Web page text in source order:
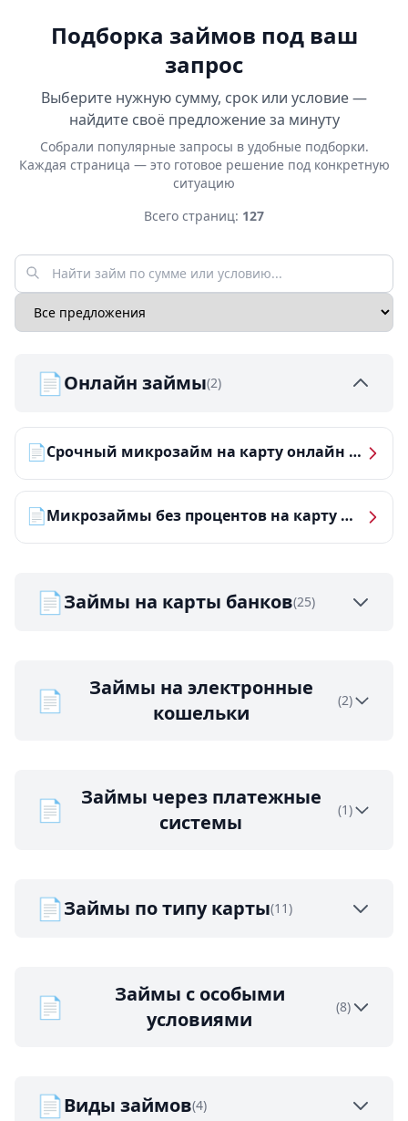
Подборка займов под ваш
запрос
Выберите нужную сумму, срок или условие —
найдите своё предложение за минуту
Собрали популярные запросы в удобные подборки.
Каждая страница — это готовое решение под конкретную
ситуацию
Всего страниц: 127
📄Онлайн займы(2)
📄 Срочный микрозайм на карту онлайн — получить деньги за 5 минут
📄 Микрозаймы без процентов на карту — ТОП-10 за 2026 год
📄Займы на карты банков(25)
📄
Займы на электронные
кошельки
(2)
📄
Займы через платежные
системы
(1)
📄Займы по типу карты(11)
📄
Займы с особыми
условиями
(8)
📄Виды займов(4)